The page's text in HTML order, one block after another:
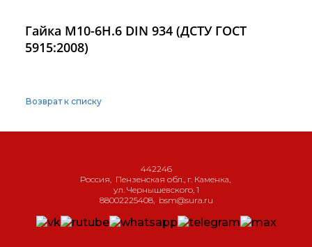
Гайка М10-6H.6 DIN 934 (ДСТУ ГОСТ
5915:2008)
Возврат к списку
442246
Россия, Пензенская обл., г. Каменка,
ул. Чернышевского, 1
88002225408, bsm@sura.ru